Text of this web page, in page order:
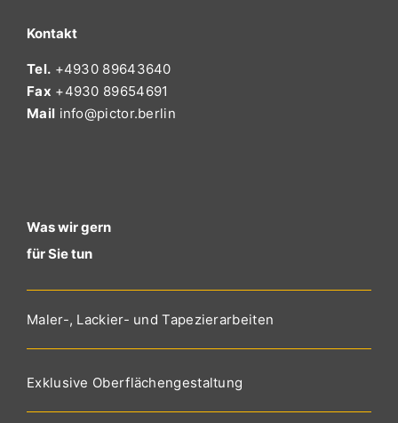
Kontakt
Tel. +4930 89643640
Fax +4930 89654691
Mail info@pictor.berlin
Was wir gern
für Sie tun
Maler-, Lackier- und Tapezierarbeiten
Exklusive Oberflächengestaltung